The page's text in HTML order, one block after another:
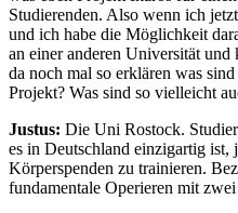
Studierenden. Also wenn ich
und ich habe die Möglichkeit
an einer anderen Universität
da noch mal so erklären was
Projekt? Was sind so vielleicht
Justus: Die Uni Rostock.
es in Deutschland einzigartig ist,
Körperspenden zu trainieren.
fundamentale Operieren mit